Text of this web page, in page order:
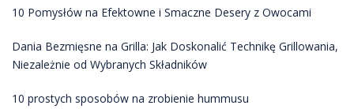
10 Pomysłów na Efektowne i Smaczne Desery z Owocami
Dania Bezmięsne na Grilla: Jak Doskonalić Technikę Grillowania,
Niezależnie od Wybranych Składników
10 prostych sposobów na zrobienie hummusu